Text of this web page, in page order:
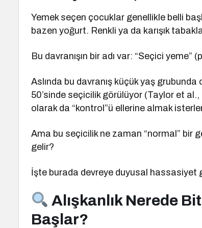
Yemek seçen çocuklar genellikle belli
bazen yoğurt. Renkli ya da karışık
Bu davranışın bir adı var: “Seçici yeme”
Aslında bu davranış küçük yaş
50’sinde seçicilik görülüyor (Taylor et
olarak da “kontrol”ü ellerine almak
Ama bu seçicilik ne zaman “normal” bir
gelir?
İşte burada devreye duyusal hassasiyet
Alışkanlık Nerede
Başlar?